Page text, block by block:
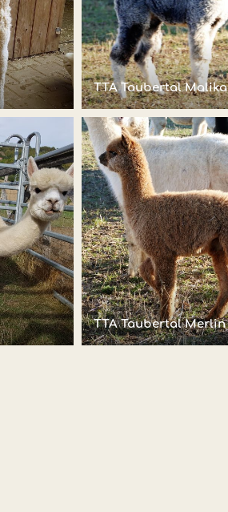
TTA Taubertal Malika
TTA Taubertal Merlin